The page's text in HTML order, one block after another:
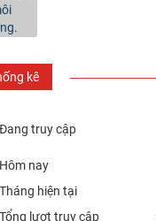
kê
Đang truy cập
Hôm nay
Tháng hiện tại
Tổng lượt truy cập